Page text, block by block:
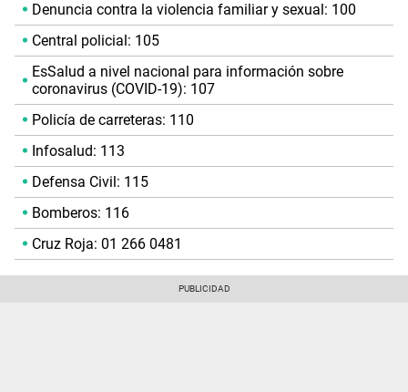
Denuncia contra la violencia familiar y sexual: 100
Central policial: 105
EsSalud a nivel nacional para información sobre
coronavirus (COVID-19): 107
Policía de carreteras: 110
Infosalud: 113
Defensa Civil: 115
Bomberos: 116
Cruz Roja: 01 266 0481